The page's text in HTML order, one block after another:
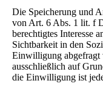
Die Speicherung und
von Art. 6 Abs. 1 lit. f
berechtigtes Interesse
Sichtbarkeit in den
Einwilligung abgefragt
ausschließlich auf
die Einwilligung ist